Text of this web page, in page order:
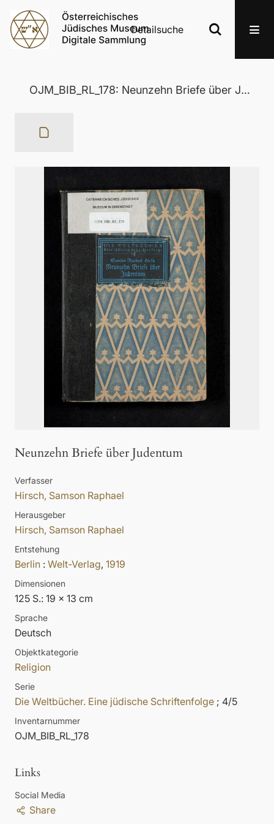
Detailsuche
OJM_BIB_RL_178: Neunzehn Briefe über Judentum
Neunzehn Briefe über Judentum
Verfasser
Hirsch, Samson Raphael
Herausgeber
Hirsch, Samson Raphael
Entstehung
Berlin : Welt-Verlag, 1919
Dimensionen
125 S.: 19 x 13 cm
Sprache
Deutsch
Objektkategorie
Religion
Serie
Die Weltbücher. Eine jüdische Schriftenfolge ; 4/5
Inventarnummer
OJM_BIB_RL_178
Links
Social Media
Share